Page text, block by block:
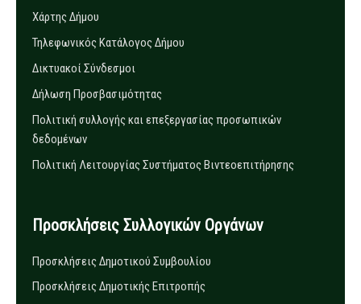
Χάρτης Δήμου
Τηλεφωνικός Κατάλογος Δήμου
Δικτυακοί Σύνδεσμοι
Δήλωση Προσβασιμότητας
Πολιτική συλλογής και επεξεργασίας προσωπικών
δεδομένων
Πολιτική Λειτουργίας Συστήματος Βιντεοεπιτήρησης
Προσκλήσεις Συλλογικών Οργάνων
Προσκλήσεις Δημοτικού Συμβουλίου
Προσκλήσεις Δημοτικής Επιτροπής